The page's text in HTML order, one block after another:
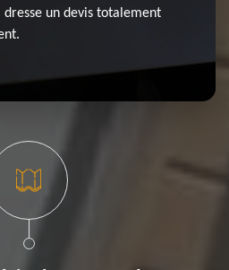
dresse un devis totalement